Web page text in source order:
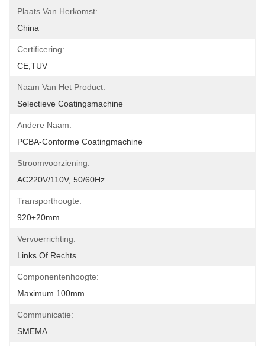
Plaats Van Herkomst:
China
Certificering:
CE,TUV
Naam Van Het Product:
Selectieve Coatingsmachine
Andere Naam:
PCBA-Conforme Coatingmachine
Stroomvoorziening:
AC220V/110V, 50/60Hz
Transporthoogte:
920±20mm
Vervoerrichting:
Links Of Rechts.
Componentenhoogte:
Maximum 100mm
Communicatie:
SMEMA